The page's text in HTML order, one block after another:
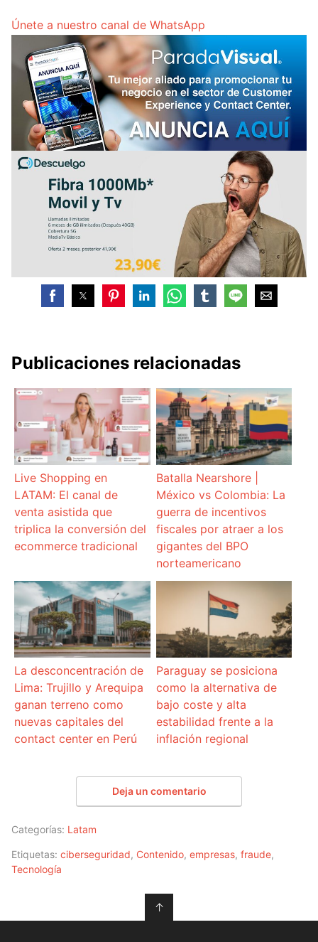
Únete a nuestro canal de WhatsApp
Publicaciones relacionadas
Live Shopping en
LATAM: El canal de
venta asistida que
triplica la conversión del
ecommerce tradicional
Batalla Nearshore |
México vs Colombia: La
guerra de incentivos
fiscales por atraer a los
gigantes del BPO
norteamericano
La desconcentración de
Lima: Trujillo y Arequipa
ganan terreno como
nuevas capitales del
contact center en Perú
Paraguay se posiciona
como la alternativa de
bajo coste y alta
estabilidad frente a la
inflación regional
Deja un comentario
Categorías: Latam
Etiquetas: ciberseguridad, Contenido, empresas, fraude,
Tecnología
↑